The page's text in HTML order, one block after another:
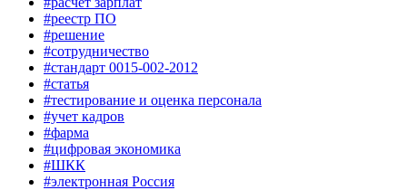
#реестр ПО
#решение
#сотрудничество
#стандарт 0015-002-2012
#статья
#тестирование и оценка персонала
#учет кадров
#фарма
#цифровая экономика
#ШКК
#электронная Россия